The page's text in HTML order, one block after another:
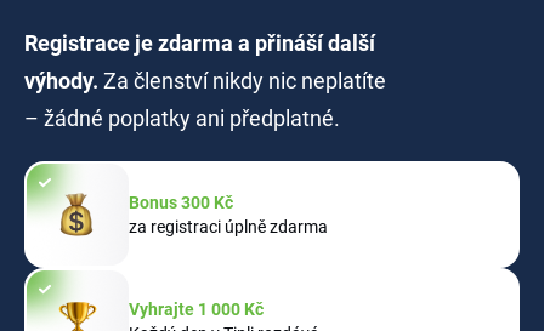
Registrace je zdarma a přináší další
výhody. Za členství nikdy nic neplatíte
– žádné poplatky ani předplatné.
Bonus 300 Kč
za registraci úplně zdarma
Vyhrajte 1 000 Kč